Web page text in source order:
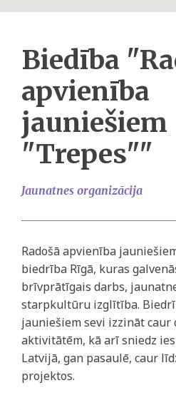
Biedība
apvienība
jauniešiem
"Trepes""
Jaunatnes organizācija
Radošā apvienība
biedrība Rīgā, kuras
brīvprātīgais darbs,
starpkultūru izglītība.
jauniešiem sevi izzināt caur
aktivitātēm, kā arī sniedz
Latvijā, gan pasaulē, caur
projektos.